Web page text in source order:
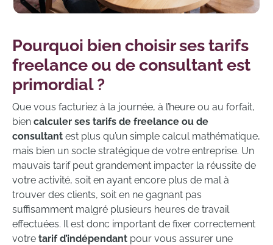
Pourquoi bien choisir ses tarifs
freelance ou de consultant est
primordial ?
Que vous facturiez à la journée, à l’heure ou au forfait,
bien calculer ses tarifs de freelance ou de
consultant est plus qu’un simple calcul mathématique,
mais bien un socle stratégique de votre entreprise. Un
mauvais tarif peut grandement impacter la réussite de
votre activité, soit en ayant encore plus de mal à
trouver des clients, soit en ne gagnant pas
suffisamment malgré plusieurs heures de travail
effectuées. Il est donc important de fixer correctement
votre tarif d’indépendant pour vous assurer une